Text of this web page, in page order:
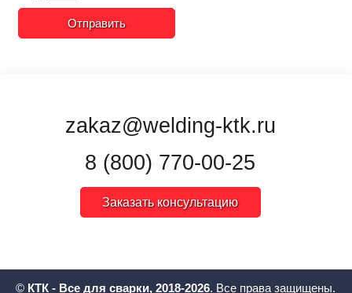
Отправить
zakaz@welding-ktk.ru
8 (800) 770-00-25
Заказать консультацию
© КТК - Все для сварки, 2018-2026. Все права защищены.